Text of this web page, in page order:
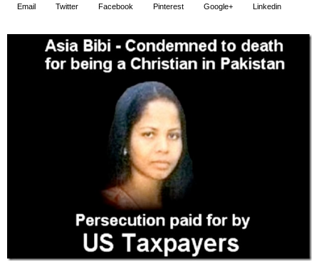
Email Twitter Facebook Pinterest Google+ Linkedin